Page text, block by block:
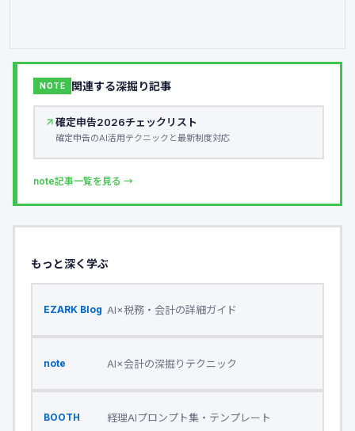
NOTE 関連する深掘り記事
確定申告2026チェックリスト
確定申告のAI活用テクニックと最新制度対応
note記事一覧を見る →
もっと深く学ぶ
EZARK Blog AI×税務・会計の詳細ガイド
note AI×会計の深掘りテクニック
BOOTH 経理AIプロンプト集・テンプレート